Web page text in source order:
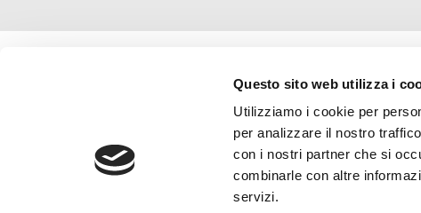
Questo sito web utilizza i
Utilizziamo i cookie per
per analizzare il nostro
con i nostri partner che si
combinarle con altre
servizi.